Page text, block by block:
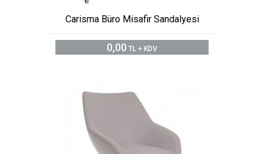
Carisma Büro Misafir Sandalyesi
0,00 TL + KDV